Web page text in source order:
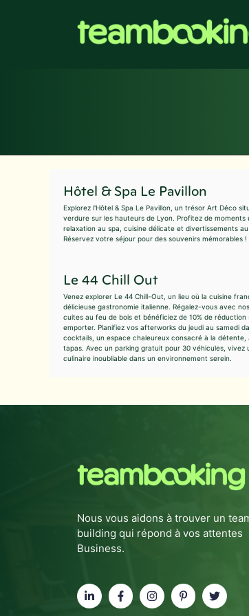
Hôtel & Spa Le Pavillon
Explorez l'Hôtel & Spa Le Pavillon, un trésor Art Déco
verdure sur les hauteurs de Lyon. Profitez de moments
relaxation au spa, cuisine délicate et divertissements
Réservez votre séjour pour des souvenirs mémorables !
Le 44 Chill Out
Venez explorer Le 44 Chill-Out, un lieu où la cuisine
délicieuse gastronomie italienne. Régalez-vous avec
cuites au feu de bois et bénéficiez de 10% de
emporter. Planifiez vos afterworks du jeudi au samedi
cocktails, un espace chaleureux consacré à la détente,
tapas. Avec un parking gratuit pour 30 véhicules, vivez
culinaire inoubliable dans un environnement serein.
Nous vous aidons à trouver un
building qui répond à vos attentes
Business.